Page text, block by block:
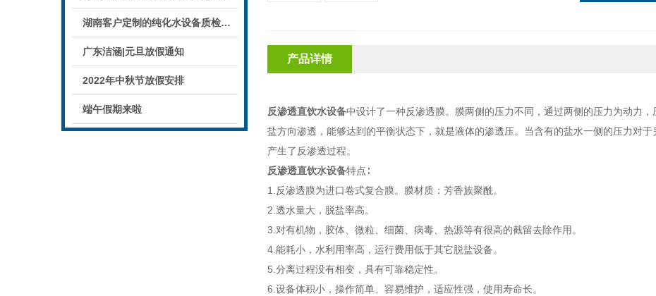
产品详情
反渗透直饮水设备中设计了一种反渗透膜。膜两侧的压力不同，通过两侧的压力为动力
盐方向渗透，能够达到的平衡状态下，就是液体的渗透压。当含有的盐水一侧的压力对
产生了反渗透过程。
反渗透直饮水设备特点∶
1.反渗透膜为进口卷式复合膜。膜材质：芳香族聚酰。
2.透水量大，脱盐率高。
3.对有机物，胶体、微粒、细菌、病毒、热源等有很高的截留去除作用。
4.能耗小，水利用率高，运行费用低于其它脱盐设备。
5.分离过程没有相变，具有可靠稳定性。
6.设备体积小，操作简单、容易维护，适应性强，使用寿命长。
湖南客户定制的纯化水设备质检后准备发货！
广东洁涵|元旦放假通知
2022年中秋节放假安排
端午假期来啦